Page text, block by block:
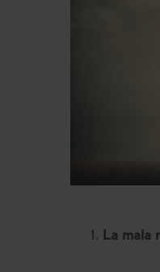
La mala